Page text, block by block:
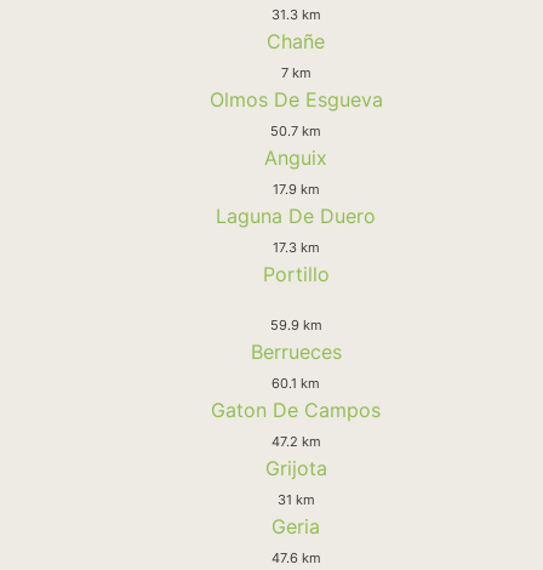
31.3 km
Chañe
7 km
Olmos De Esgueva
50.7 km
Anguix
17.9 km
Laguna De Duero
17.3 km
Portillo
59.9 km
Berrueces
60.1 km
Gaton De Campos
47.2 km
Grijota
31 km
Geria
47.6 km